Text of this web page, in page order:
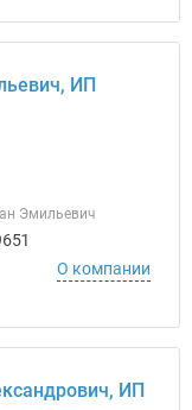
ИП
Эмильевич
О компании
ИП